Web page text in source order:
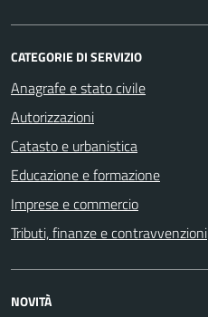
CATEGORIE DI SERVIZIO
Anagrafe e stato civile
Autorizzazioni
Catasto e urbanistica
Educazione e formazione
Imprese e commercio
Tributi, finanze e contravvenzioni
NOVITÀ